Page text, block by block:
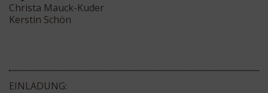
Christa Mauck-Kuder
Kerstin Schön
EINLADUNG: